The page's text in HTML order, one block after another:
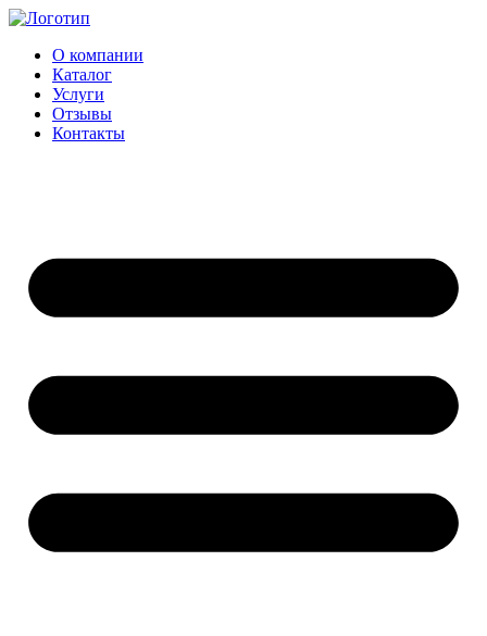
Перейти
содержимому
О компании
Каталог
Услуги
Отзывы
Контакты